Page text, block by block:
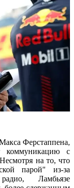
Ферстаппена,
коммуникацию с
на то, что
парой" из-за
Ламбьязе